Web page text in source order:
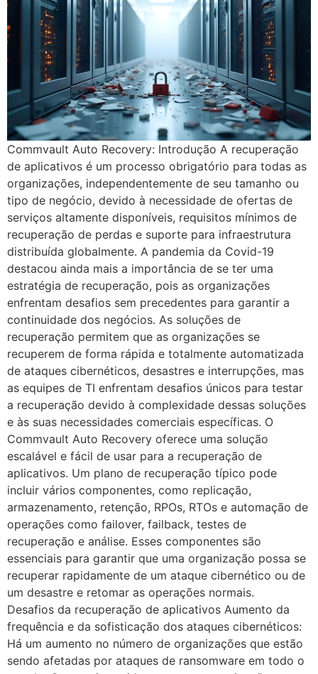
Commvault Auto Recovery: Introdução A recuperação
de aplicativos é um processo obrigatório para todas as
organizações, independentemente de seu tamanho ou
tipo de negócio, devido à necessidade de ofertas de
serviços altamente disponíveis, requisitos mínimos de
recuperação de perdas e suporte para infraestrutura
distribuída globalmente. A pandemia da Covid-19
destacou ainda mais a importância de se ter uma
estratégia de recuperação, pois as organizações
enfrentam desafios sem precedentes para garantir a
continuidade dos negócios. As soluções de
recuperação permitem que as organizações se
recuperem de forma rápida e totalmente automatizada
de ataques cibernéticos, desastres e interrupções, mas
as equipes de TI enfrentam desafios únicos para testar
a recuperação devido à complexidade dessas soluções
e às suas necessidades comerciais específicas. O
Commvault Auto Recovery oferece uma solução
escalável e fácil de usar para a recuperação de
aplicativos. Um plano de recuperação típico pode
incluir vários componentes, como replicação,
armazenamento, retenção, RPOs, RTOs e automação de
operações como failover, failback, testes de
recuperação e análise. Esses componentes são
essenciais para garantir que uma organização possa se
recuperar rapidamente de um ataque cibernético ou de
um desastre e retomar as operações normais.
Desafios da recuperação de aplicativos Aumento da
frequência e da sofisticação dos ataques cibernéticos:
Há um aumento no número de organizações que estão
sendo afetadas por ataques de ransomware em todo o